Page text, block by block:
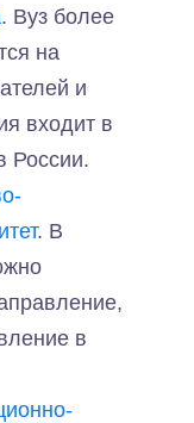
. Вуз более
на
и
входит в
России.
. В
в